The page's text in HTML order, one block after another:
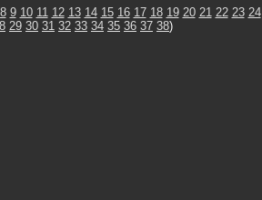
8 9 10 11 12 13 14 15 16 17 18 19 20 21 22 23 24
29 30 31 32 33 34 35 36 37 38)